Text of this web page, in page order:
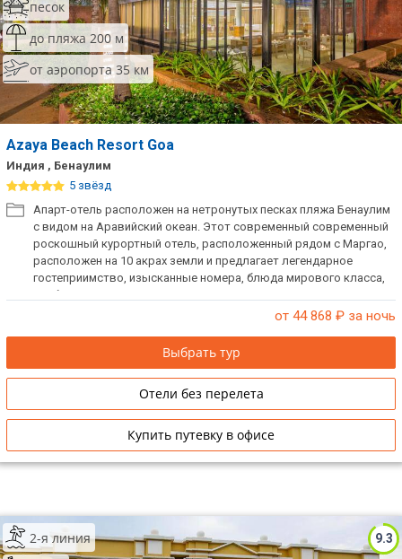
песок
до пляжа 200 м
от аэропорта 35 км
Azaya Beach Resort Goa
Индия , Бенаулим
5 звёзд
Апарт-отель расположен на нетронутых песках пляжа Бенаулим
с видом на Аравийский океан. Этот современный современный
роскошный курортный отель, расположенный рядом с Маргао,
расположен на 10 акрах земли и предлагает легендарное
гостеприимство, изысканные номера, блюда мирового класса,
удобства для семейного отдыха и услуги на заказ.
от 44 868 ₽ за ночь
Выбрать тур
Отели без перелета
Купить путевку в офисе
9.3
2-я линия